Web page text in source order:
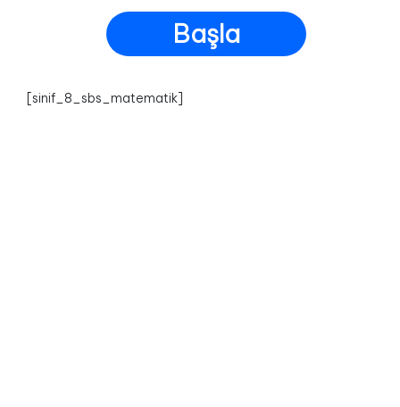
Başla
[sinif_8_sbs_matematik]